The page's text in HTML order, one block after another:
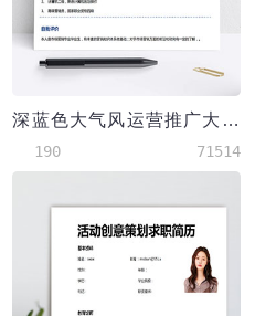
深蓝色大气风运营推广大学生简历模板
190 71514